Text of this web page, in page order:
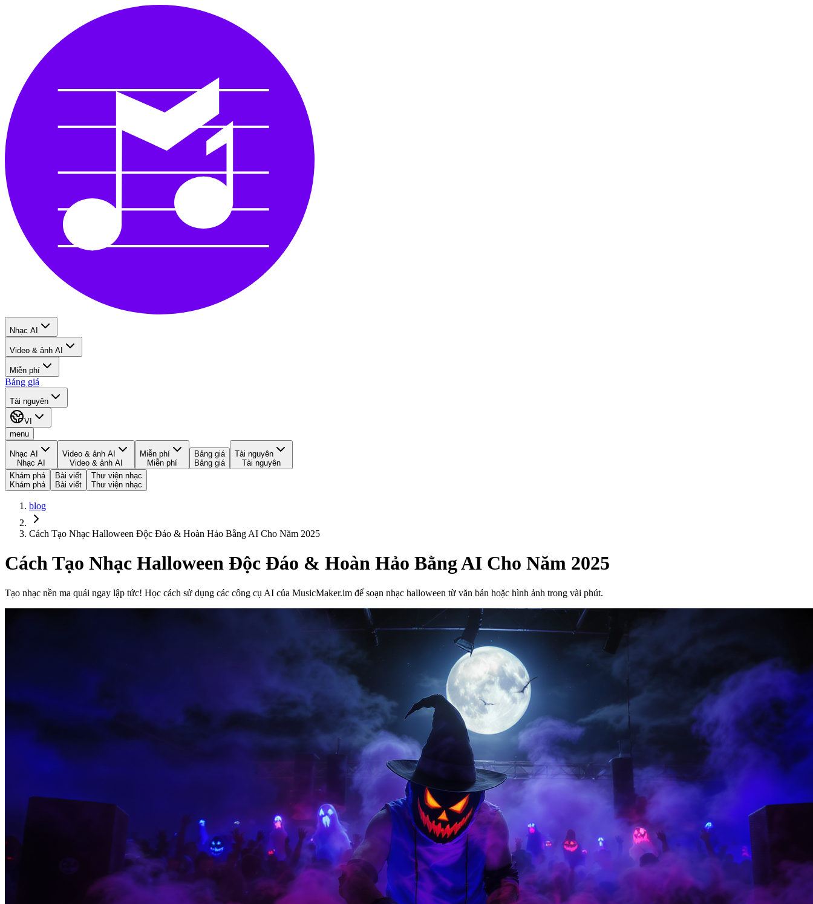
Nhạc AI
Video & ảnh AI
Miễn phí
Bảng giá
Tài nguyên
VI
menu
Nhạc AI
Nhạc AI
Video & ảnh AI
Video & ảnh AI
Miễn phí
Miễn phí
Bảng giá
Bảng giá
Tài nguyên
Tài nguyên
Khám phá
Khám phá
Bài viết
Bài viết
Thư viện nhạc
Thư viện nhạc
blog
Cách Tạo Nhạc Halloween Độc Đáo & Hoàn Hảo Bằng AI Cho Năm 2025
Cách Tạo Nhạc Halloween Độc Đáo & Hoàn Hảo Bằng AI Cho Năm 2025
Tạo nhạc nền ma quái ngay lập tức! Học cách sử dụng các công cụ AI của MusicMaker.im để soạn nhạc halloween từ văn bản hoặc hình ảnh trong vài phút.